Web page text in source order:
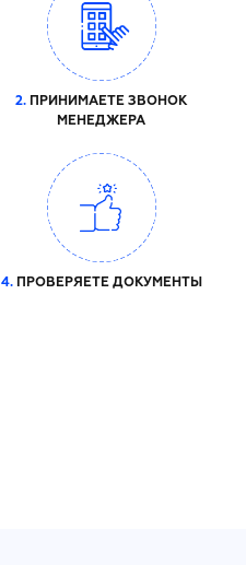
2. ПРИНИМАЕТЕ ЗВОНОК
МЕНЕДЖЕРА
4.ПРОВЕРЯЕТЕ ДОКУМЕНТЫ